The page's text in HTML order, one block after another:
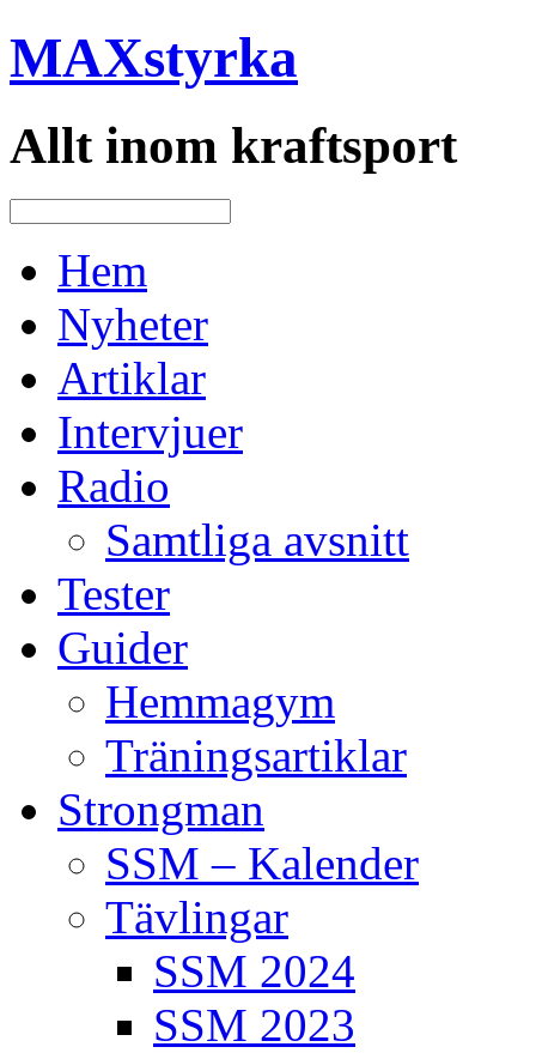
MAXstyrka
Allt inom kraftsport
Hem
Nyheter
Artiklar
Intervjuer
Radio
Samtliga avsnitt
Tester
Guider
Hemmagym
Träningsartiklar
Strongman
SSM – Kalender
Tävlingar
SSM 2024
SSM 2023